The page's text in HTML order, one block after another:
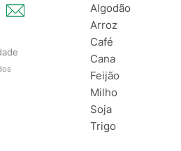
Algodão
Arroz
Café
Cana
Feijão
Milho
Soja
Trigo